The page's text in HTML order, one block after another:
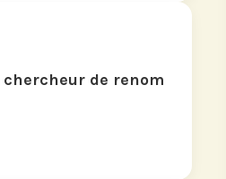
chercheur de renom